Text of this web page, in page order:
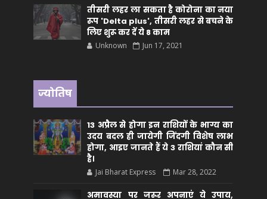
तीसरी लहर ला सकता है कोरोना का नया
रूप 'Delta plus', तीसरी लहर से बचने के
लिए शुरू कर दें ये 8 काम
Unknown Jun 17, 2021
ज्योतिष
13 अप्रैल से होगा इन राशियों के भाग्य का
उदय बदल ही जायेगी जिंदगी विशेष लाभ
होगा, आइए जानते हैं ये 3 राशियां कौन सीं
है।
Jai Bharat Express Mar 28, 2022
अमावस्या पर जरूर अपनाएं ये उपाय,